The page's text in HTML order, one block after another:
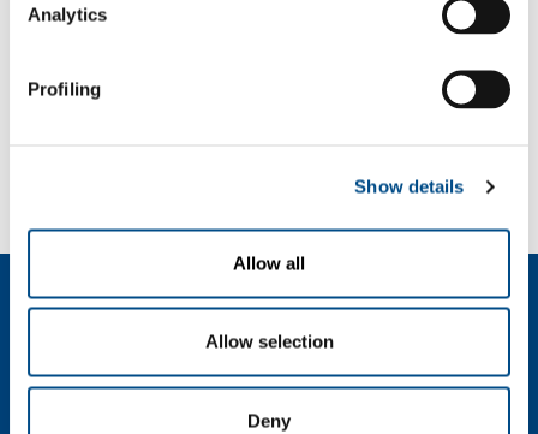
Analytics
Profiling
Show details
Allow all
Allow selection
Deny
Sidérurgie (à partir de fonte brute – hauts fourneaux)
Qui sommes nous?
Durabilité
Sécurité, environnement et qualité